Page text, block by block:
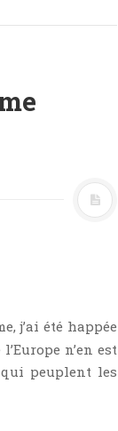
j’ai été happée
n’en est
qui peuplent les